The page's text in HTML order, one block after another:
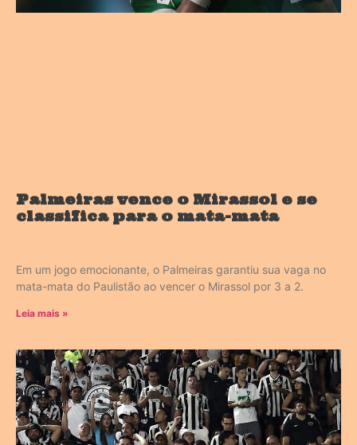
Palmeiras vence o Mirassol e se
classifica para o mata-mata
Em um jogo emocionante, o Palmeiras garantiu sua vaga no
mata-mata do Paulistão ao vencer o Mirassol por 3 a 2.
Leia mais »